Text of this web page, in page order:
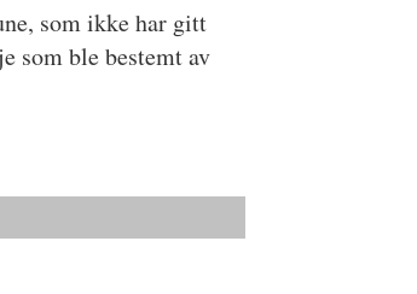
som ikke har gitt
som ble bestemt av